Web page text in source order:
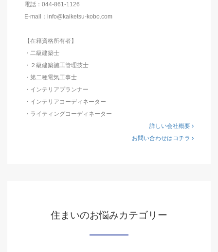
電話：044-861-1126
E-mail：info@kaiketsu-kobo.com
【在籍資格所有者】
・二級建築士
・２級建築施工管理技士
・第二種電気工事士
・インテリアプランナー
・インテリアコーディネーター
・ライティングコーディネーター
詳しい会社概要
お問い合わせはコチラ
住まいのお悩みカテゴリー